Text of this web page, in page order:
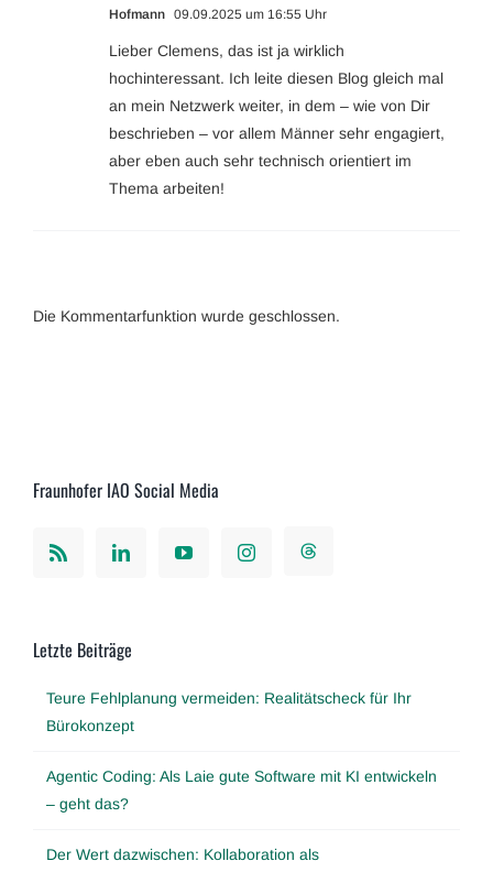
Hofmann 09.09.2025 um 16:55 Uhr
Lieber Clemens, das ist ja wirklich
hochinteressant. Ich leite diesen Blog gleich mal
an mein Netzwerk weiter, in dem – wie von Dir
beschrieben – vor allem Männer sehr engagiert,
aber eben auch sehr technisch orientiert im
Thema arbeiten!
Die Kommentarfunktion wurde geschlossen.
Fraunhofer IAO Social Media
Letzte Beiträge
Teure Fehlplanung vermeiden: Realitätscheck für Ihr
Bürokonzept
Agentic Coding: Als Laie gute Software mit KI entwickeln
– geht das?
Der Wert dazwischen: Kollaboration als